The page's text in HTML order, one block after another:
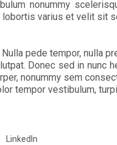
nonummy
varius et velit sit
pede tempor, nulla
Donec sed in nunc
nonummy sem
tempor vestibulum,
LinkedIn